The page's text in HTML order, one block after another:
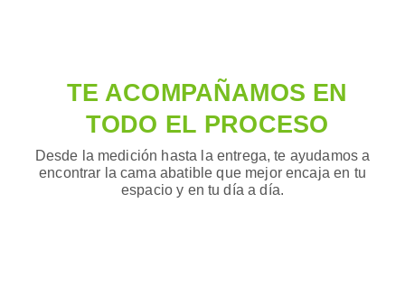
TE ACOMPAÑAMOS EN
TODO EL PROCESO
Desde la medición hasta la entrega, te ayudamos a
encontrar la cama abatible que mejor encaja en tu
espacio y en tu día a día.